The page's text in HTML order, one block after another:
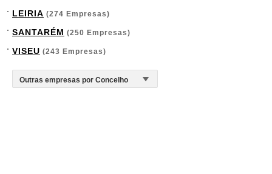
LEIRIA (274 Empresas)
SANTARÉM (250 Empresas)
VISEU (243 Empresas)